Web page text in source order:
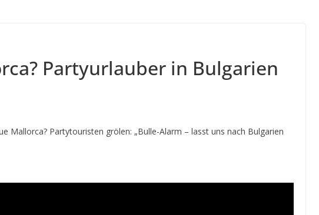
Partyurlauber in Bulgarien
Mallorca? Partytouristen grölen: „Bulle-Alarm – lasst uns nach Bulgarien